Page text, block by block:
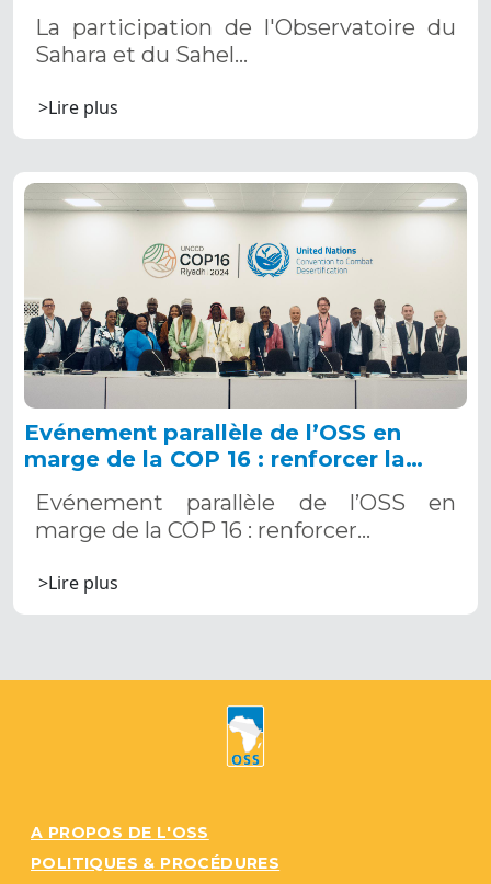
Saoudite
La participation de l'Observatoire du
Sahara et du Sahel…
>Lire plus
Evénement parallèle de l’OSS en
marge de la COP 16 : renforcer la
Systèmes d’Alerte Précoce
Multirisques. 12 décembre 2024
Evénement parallèle de l’OSS en
marge de la COP 16 : renforcer…
>Lire plus
A PROPOS DE L'OSS
POLITIQUES & PROCÉDURES